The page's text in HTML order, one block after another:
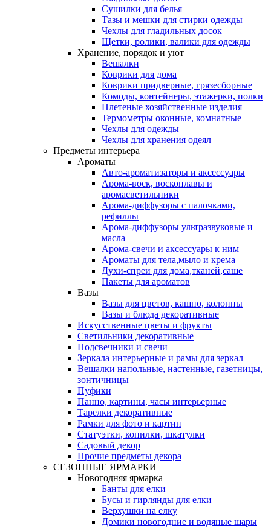
Сушилки для белья
Тазы и мешки для стирки одежды
Чехлы для гладильных досок
Щетки, ролики, валики для одежды
Хранение, порядок и уют
Вешалки
Коврики для дома
Коврики придверные, грязесборные
Комоды, контейнеры, этажерки, полки
Плетеные хозяйственные изделия
Термометры оконные, комнатные
Чехлы для одежды
Чехлы для хранения одеял
Предметы интерьера
Ароматы
Авто-ароматизаторы и аксессуары
Арома-воск, воскоплавы и
аромасветильники
Арома-диффузоры с палочками,
рефиллы
Арома-диффузоры ультразвуковые и
масла
Арома-свечи и аксессуары к ним
Ароматы для тела,мыло и крема
Духи-спреи для дома,тканей,саше
Пакеты для ароматов
Вазы
Вазы для цветов, кашпо, колонны
Вазы и блюда декоративные
Искусственные цветы и фрукты
Светильники декоративные
Подсвечники и свечи
Зеркала интерьерные и рамы для зеркал
Вешалки напольные, настенные, газетницы,
зонтичницы
Пуфики
Панно, картины, часы интерьерные
Тарелки декоративные
Рамки для фото и картин
Статуэтки, копилки, шкатулки
Садовый декор
Прочие предметы декора
СЕЗОННЫЕ ЯРМАРКИ
Новогодняя ярмарка
Банты для елки
Бусы и гирлянды для елки
Верхушки на елку
Домики новогодние и водяные шары